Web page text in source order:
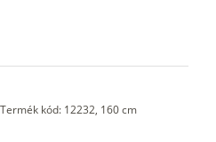
kód: 12232, 160 cm